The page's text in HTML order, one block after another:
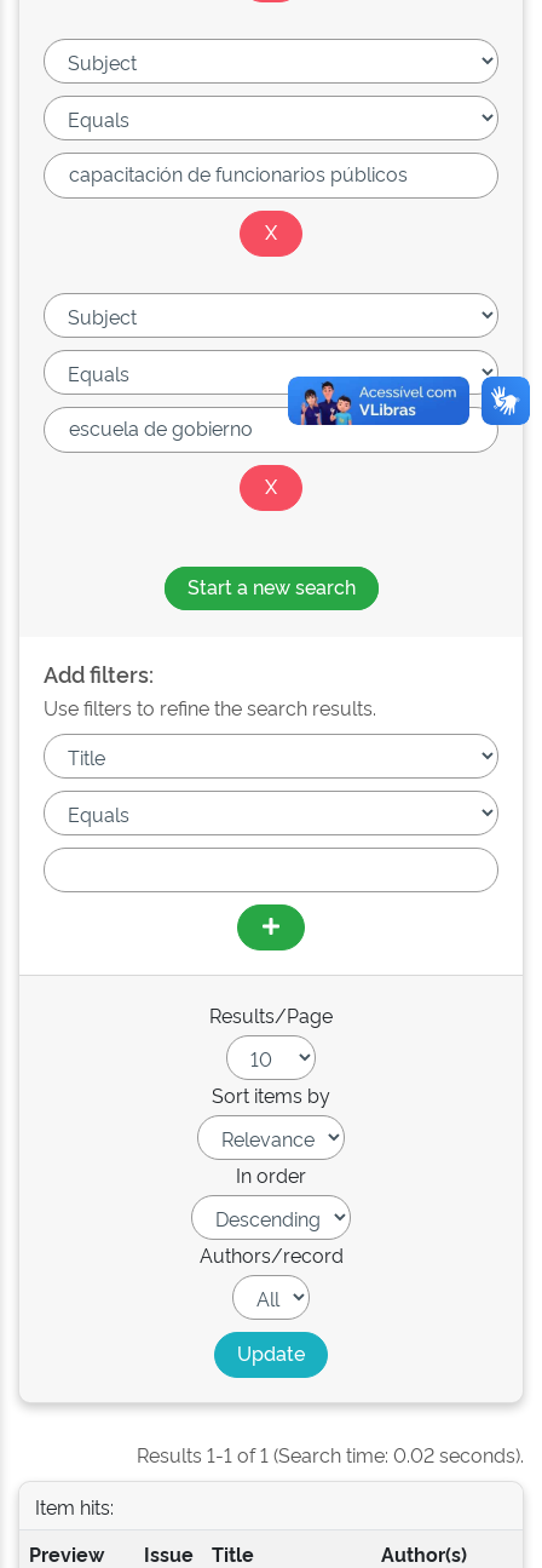
Start a new search
Add filters:
Use filters to refine the search results.
Results/Page
Sort items by
In order
Authors/record
Results 1-1 of 1 (Search time: 0.02 seconds).
Item hits:
Preview
Issue
Title Author(s)